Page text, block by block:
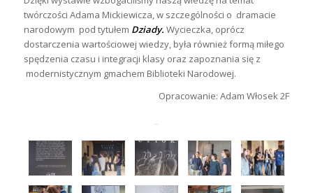
twórczości Adama Mickiewicza, w szczególności o dramacie
narodowym pod tytułem Dziady. Wycieczka, oprócz
dostarczenia wartościowej wiedzy, była również formą miłego
spędzenia czasu i integracji klasy oraz zapoznania się z
modernistycznym gmachem Biblioteki Narodowej.
Opracowanie: Adam Włosek 2F